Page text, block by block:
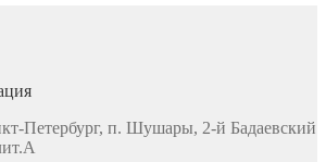
Петербург, п. Шушары, 2-й Бадаевский